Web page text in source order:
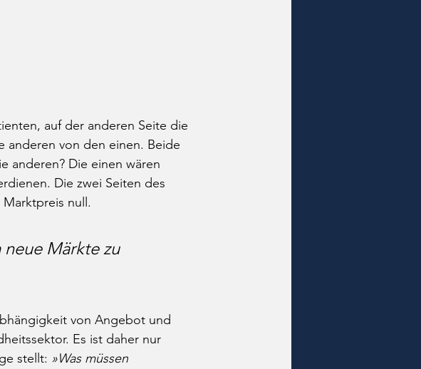
auf der anderen Seite die
anderen von den einen. Beide
anderen? Die einen wären
Die zwei Seiten des
null.
neue Märkte zu
von Angebot und
Es ist daher nur
stellt: »Was müssen